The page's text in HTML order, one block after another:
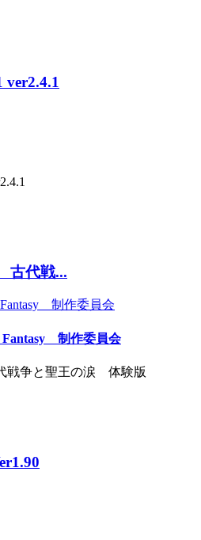
ver2.4.1
代戦...
制作委員会
制作委員会
戦争と聖王の涙 体験版